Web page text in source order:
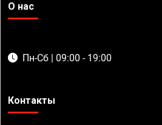
О нас
Пн-Сб | 09:00 - 19:00
Контакты